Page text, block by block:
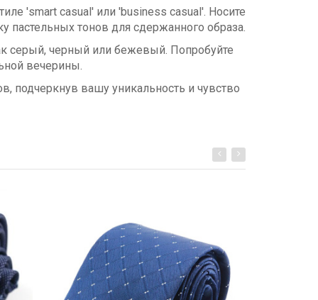
'smart casual' или 'business casual'. Носите
пастельных тонов для сдержанного образа.
серый, черный или бежевый. Попробуйте
вечерины.
подчеркнув вашу уникальность и чувство